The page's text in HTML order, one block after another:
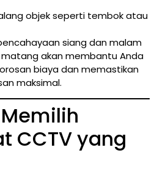
objek seperti tembok atau
siang dan malam
akan membantu Anda
biaya dan memastikan
maksimal.
CCTV yang